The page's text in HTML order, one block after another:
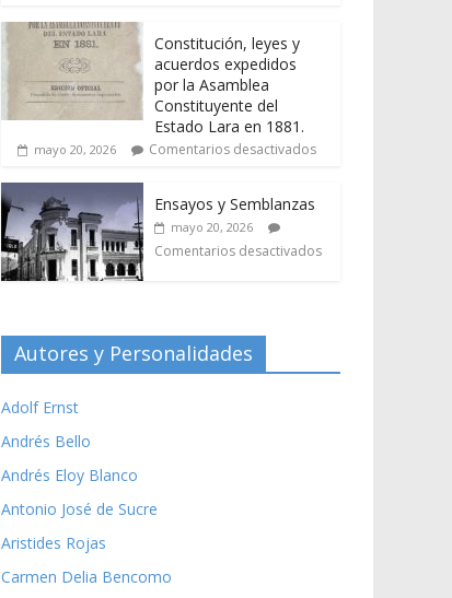
Constitución, leyes y
acuerdos expedidos
por la Asamblea
Constituyente del
Estado Lara en 1881.
mayo 20, 2026 Comentarios desactivados
Ensayos y Semblanzas
mayo 20, 2026
Comentarios desactivados
Autores y Personalidades
Adolf Ernst
Andrés Bello
Andrés Eloy Blanco
Antonio José de Sucre
Aristides Rojas
Carmen Delia Bencomo